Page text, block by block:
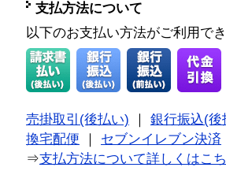
支払方法について
以下のお支払い方法がご利用で
売掛取引(後払い)
銀行振込(後
換宅配便
セブンイレブン決済
⇒支払方法について詳しくはこ